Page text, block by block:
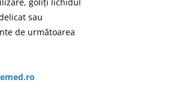
sau
de următoarea